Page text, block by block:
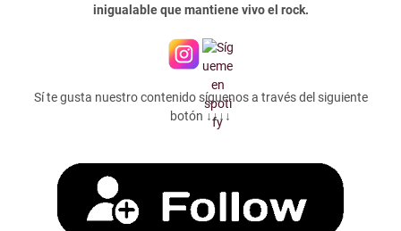
inigualable que mantiene vivo el rock.
Sí te gusta nuestro contenido síguenos a través del siguiente
botón ↓↓↓↓